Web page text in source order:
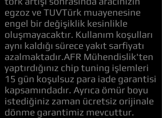
egzoz ve TUVTürk muayenesine
engel bir değişiklik kesinlikle
oluşmayacaktır. Kullanım koşulları
aynı kaldığı sürece yakıt sarfiyatı
azalmaktadır.AFR Mühendislik'ten
yaptırdığınız chip tuning işlemleri
15 gün koşulsuz para iade garantisi
kapsamındadır. Ayrıca ömür boyu
istediğiniz zaman ücretsiz orijinale
dönme garantimiz mevcuttur.